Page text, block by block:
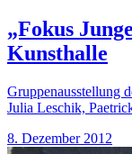
„Fokus
Kunsthalle
Gruppenausstellung
Julia Leschik,
8. Dezember 2012